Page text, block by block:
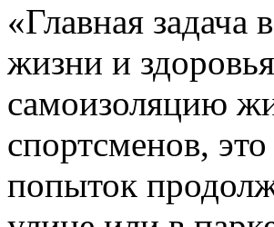
«Главная
жизни и
самоизоляцию
спортсменов,
попыток